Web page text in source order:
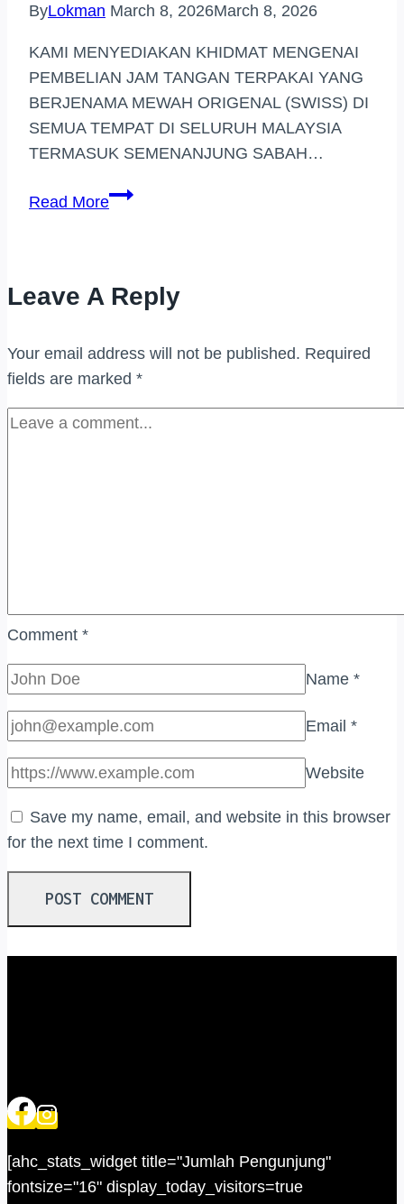
ByLokman March 8, 2026March 8, 2026
KAMI MENYEDIAKAN KHIDMAT MENGENAI
PEMBELIAN JAM TANGAN TERPAKAI YANG
BERJENAMA MEWAH ORIGENAL (SWISS) DI
SEMUA TEMPAT DI SELURUH MALAYSIA
TERMASUK SEMENANJUNG SABAH…
Read MoreBELI
HARGA
(AMPANG
POINT)
Leave A Reply
Your email address will not be published. Required
fields are marked *
Comment *
Name *
Email *
Website
Save my name, email, and website in this browser
for the next time I comment.
[ahc_stats_widget title="Jumlah Pengunjung"
fontsize="16" display_today_visitors=true